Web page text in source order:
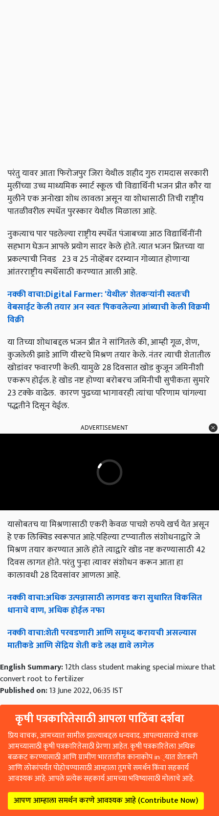
परंतु यावर आता फिरोजपुर जिरा येथील शहीद गुरु रामदास सरकारी
मुलींच्या उच्च माध्यमिक स्मार्ट स्कूल ची विद्यार्थिनी भजन प्रीत कौर या
मुलीने एक अनोखा शोध लावला असून या शोधासाठी तिची राष्ट्रीय
पातळीवरील स्पर्धेत पुरस्कार येथील मिळाला आहे.
नुकत्याच पार पडलेल्या राष्ट्रीय स्पर्धेत पंजाबच्या आठ विद्यार्थिनींनी
सहभाग घेऊन आपले प्रयोग सादर केले होते. त्यात भजन प्रितच्या या
प्रकल्पाची निवड 23 व 25 नोव्हेंबर दरम्यान गोव्यात होणाऱ्या
आंतरराष्ट्रीय स्पर्धेसाठी करण्यात आली आहे.
नक्कीवाचा:Digital Farmer: 'येथील'शेतकऱ्यांनीस्वतःची
वेबसाईटकेलीतयारअनस्वतःपिकवलेल्याआंब्याचीकेलीविक्रमी
विक्री
या तिच्या शोधाबद्दल भजन प्रीत ने सांगितले की, आम्ही गूळ, शेण,
कुजलेली झाडे आणि यीस्टचे मिश्रण तयार केले. नंतर त्याची शेतातील
खोडांवर फवारणी केली. यामुळे 28 दिवसात खोड कुजून जमिनीशी
एकरूप होईल. हे खोड नष्ट होण्या बरोबरच जमिनीची सुपीकता सुमारे
23 टक्के वाढेल. कारण पुढच्या भागावरही त्यांचा परिणाम चांगल्या
पद्धतीने दिसून येईल.
ADVERTISEMENT
यासोबतच या मिश्रणासाठी एकरी केवळ पाचशे रुपये खर्च येत असून
हे एक लिक्विड स्वरूपात आहे.पहिल्या टप्प्यातील संशोधनाद्वारे जे
मिश्रण तयार करण्यात आले होते त्याद्वारे खोड नष्ट करण्यासाठी 42
दिवस लागत होते. परंतु पुन्हा त्यावर संशोधन करून आता हा
कालावधी 28 दिवसांवर आणला आहे.
नक्कीवाचा:अधिकउत्पन्नासाठीलागवडकरासुधारितविकसित
धानाचेवाण,अधिकहोईलनफा
नक्कीवाचा:शेतीपरवडणारीआणिसमृध्दकरायचीअसल्यास
मातीकडेआणिसेंद्रियशेतीकडेलक्षद्यावेलागेल
English Summary:12th class student making special mixure that
convert root to fertilizer
Published on:13 June 2022, 06:35 IST
कृषी पत्रकारितेसाठी आपला पाठिंबा दर्शवा
प्रिय वाचक, आमच्यात सामील झाल्याबद्दल धन्यवाद. आपल्यासारखे वाचक
आमच्यासाठी कृषी पत्रकारितेसाठी प्रेरणा आहेत. कृषी पत्रकारितेला अधिक
बळकट करण्यासाठी आणि ग्रामीण भारतातील कानाकोप in्यात शेतकरी
आणि लोकांपर्यंत पोहोचण्यासाठी आम्हाला तुमचे समर्थन किंवा सहकार्य
आवश्यक आहे. आपले प्रत्येक सहकार्य आमच्या भविष्यासाठी मोलाचे आहे.
आपण आम्हाला समर्थन करणे आवश्यक आहे (Contribute Now)